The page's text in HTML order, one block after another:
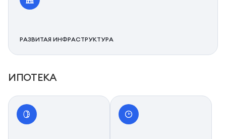
РАЗВИТАЯ ИНФРАСТРУКТУРА
ИПОТЕКА